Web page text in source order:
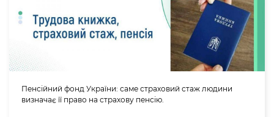
Пенсійний фонд України: саме страховий стаж людини
визначає її право на страхову пенсію.